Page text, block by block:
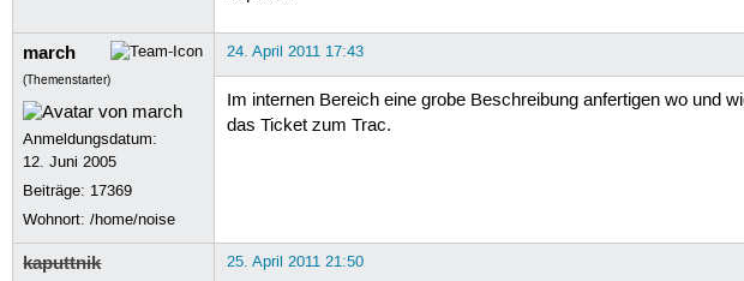
march
(Themenstarter)
Anmeldungsdatum:
12. Juni 2005
Beiträge: 17369
Wohnort: /home/noise
24. April 2011 17:43
Im internen Bereich eine grobe Beschreibung anfertigen wo und
das Ticket zum Trac.
kaputtnik 25. April 2011 21:50